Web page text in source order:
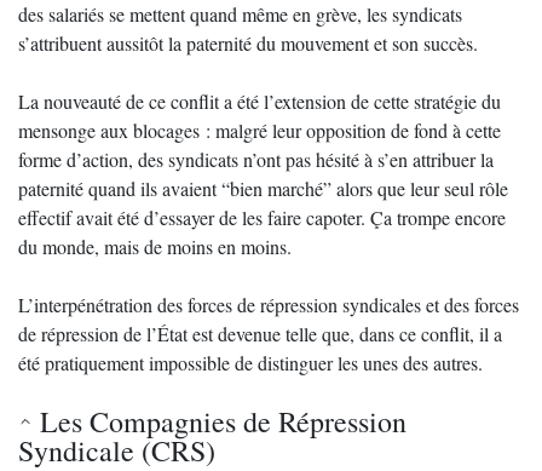
des salariés se mettent quand même en grève, les syndicats
s’attribuent aussitôt la paternité du mouvement et son succès.
La nouveauté de ce conflit a été l’extension de cette stratégie du
mensonge aux blocages : malgré leur opposition de fond à cette
forme d’action, des syndicats n’ont pas hésité à s’en attribuer la
paternité quand ils avaient “bien marché” alors que leur seul rôle
effectif avait été d’essayer de les faire capoter. Ça trompe encore
du monde, mais de moins en moins.
L’interpénétration des forces de répression syndicales et des forces
de répression de l’État est devenue telle que, dans ce conflit, il a
été pratiquement impossible de distinguer les unes des autres.
Les Compagnies de Répression
Syndicale (CRS)